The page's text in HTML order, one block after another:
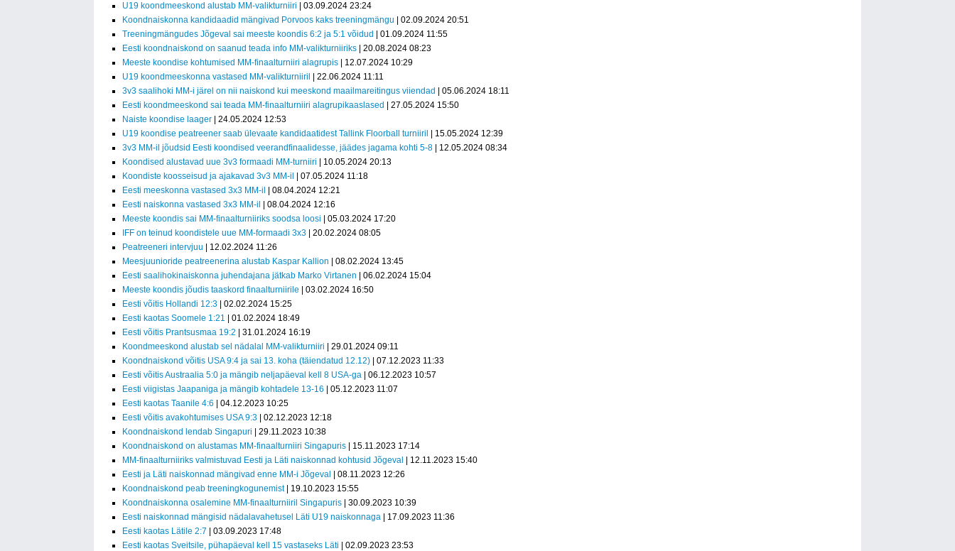
U19 koondmeeskond alustab MM-valikturniiri | 03.09.2024 23:24
Koondnaiskonna kandidaadid mängivad Porvoos kaks treeningmängu | 02.09.2024 20:51
Treeningmängudes Jõgeval sai meeste koondis 6:2 ja 5:1 võidud
| 01.09.2024 11:55
Eesti koondnaiskond on saanud teada info MM-valikturniiriks | 20.08.2024 08:23
Meeste koondise kohtumised MM-finaalturniiri alagrupis | 12.07.2024 10:29
U19 koondmeeskonna vastased MM-valikturniiril
| 22.06.2024 11:11
3v3 saalihoki MM-i järel on nii naiskond kui meeskond maailmareitingus viiendad
| 05.06.2024 18:11
Eesti koondmeeskond sai teada MM-finaalturniiri alagrupikaaslased
| 27.05.2024 15:50
Naiste koondise laager | 24.05.2024 12:53
U19 koondise peatreener saab ülevaate kandidaatidest Tallink Floorball turniiril
| 15.05.2024 12:39
3v3 MM-il jõudsid Eesti koondised veerandfinaalidesse, jäädes jagama kohti 5-8 | 12.05.2024 08:34
Koondised alustavad uue 3v3 formaadi MM-turniiri | 10.05.2024 20:13
Koondiste koosseisud ja ajakavad 3v3 MM-il
| 07.05.2024 11:18
Eesti meeskonna vastased 3x3 MM-il
| 08.04.2024 12:21
Eesti naiskonna vastased 3x3 MM-il
| 08.04.2024 12:16
Meeste koondis sai MM-finaalturniiriks soodsa loosi | 05.03.2024 17:20
IFF on teinud koondistele uue MM-formaadi 3x3 | 20.02.2024 08:05
Peatreeneri intervjuu | 12.02.2024 11:26
Meesjuunioride peatreenerina alustab Kaspar Kallion | 08.02.2024 13:45
Eesti saalihokinaiskonna juhendajana jätkab Marko Virtanen | 06.02.2024 15:04
Meeste koondis jõudis taaskord finaalturniirile | 03.02.2024 16:50
Eesti võitis Hollandi 12:3 | 02.02.2024 15:25
Eesti kaotas Soomele 1:21 | 01.02.2024 18:49
Eesti võitis Prantsusmaa 19:2 | 31.01.2024 16:19
Koondmeeskond alustab sel nädalal MM-valikturniiri | 29.01.2024 09:11
Koondnaiskond võitis USA 9:4 ja sai 13. koha (täiendatud 12.12) | 07.12.2023 11:33
Eesti võitis Austraalia 5:0 ja mängib neljapäeval kell 8 USA-ga | 06.12.2023 10:57
Eesti viigistas Jaapaniga ja mängib kohtadele 13-16 | 05.12.2023 11:07
Eesti kaotas Taanile 4:6 | 04.12.2023 10:25
Eesti võitis avakohtumises USA 9:3 | 02.12.2023 12:18
Koondnaiskond lendab Singapuri | 29.11.2023 10:38
Koondnaiskond on alustamas MM-finaalturniiri Singapuris | 15.11.2023 17:14
MM-finaalturniiriks valmistuvad Eesti ja Läti naiskonnad kohtusid Jõgeval
| 12.11.2023 15:40
Eesti ja Läti naiskonnad mängivad enne MM-i Jõgeval
| 08.11.2023 12:26
Koondnaiskond peab treeningkogunemist| 19.10.2023 15:55
Koondnaiskonna osalemine MM-finaalturniiril Singapuris | 30.09.2023 10:39
Eesti naiskonnad mängisid nädalavahetusel Läti U19 naiskonnaga | 17.09.2023 11:36
Eesti kaotas Lätile 2:7 | 03.09.2023 17:48
Eesti kaotas Sveitsile, pühapäeval kell 15 vastaseks Läti | 02.09.2023 23:53